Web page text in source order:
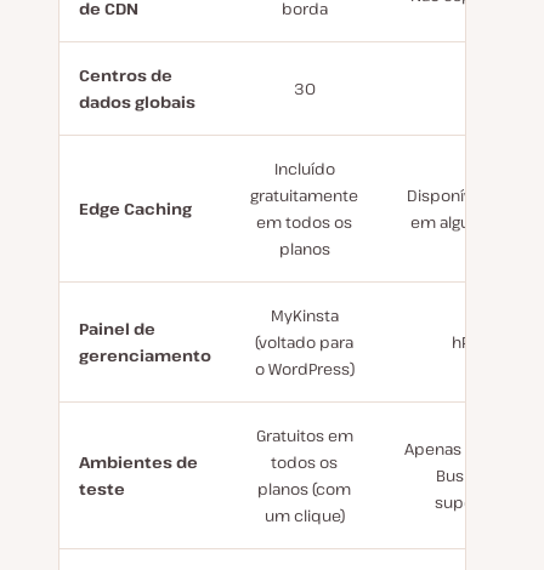
de CDN
borda
Centros de
dados globais
30
Edge Caching
Incluído
gratuitamente
em todos os
planos
Disponível apenas
em alguns planos
Painel de
gerenciamento
MyKinsta
(voltado para
o WordPress)
hPanel
Ambientes de
teste
Gratuitos em
todos os
planos (com
um clique)
Apenas nos
Business e
superiores